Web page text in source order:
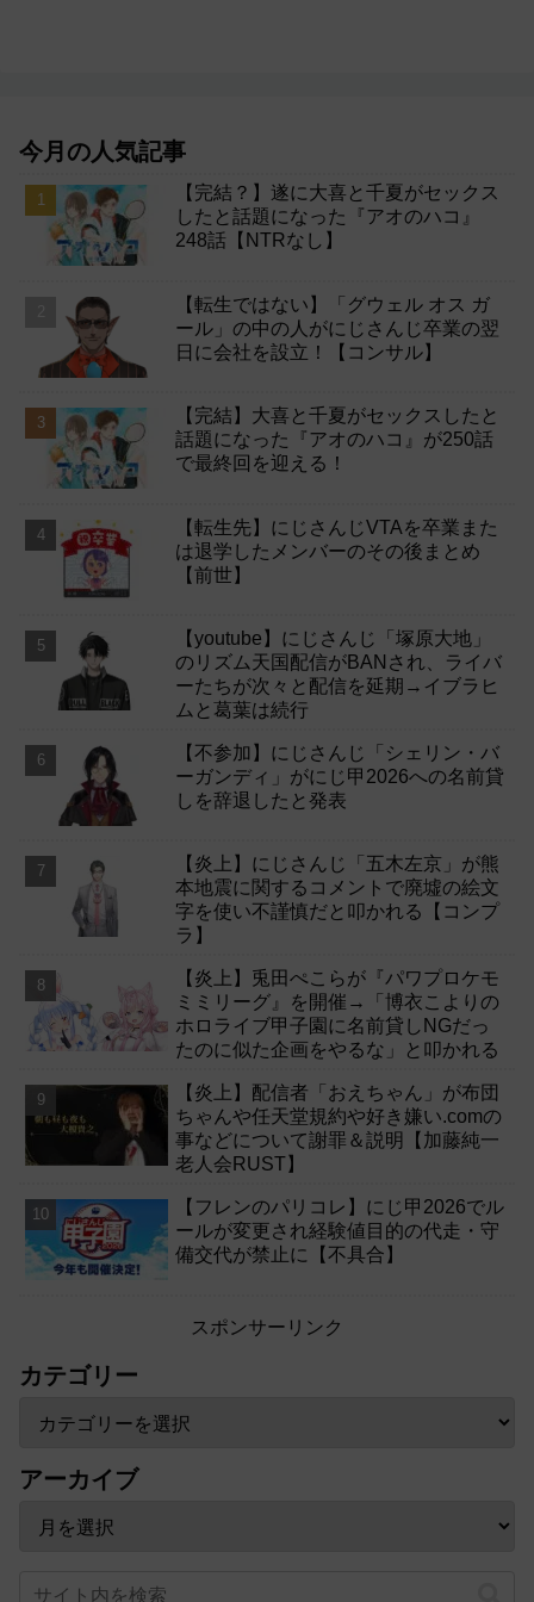
今月の人気記事
【完結？】遂に大喜と千夏がセックス
したと話題になった『アオのハコ』
248話【NTRなし】
【転生ではない】「グウェル オス ガ
ール」の中の人がにじさんじ卒業の翌
日に会社を設立！【コンサル】
【完結】大喜と千夏がセックスしたと
話題になった『アオのハコ』が250話
で最終回を迎える！
【転生先】にじさんじVTAを卒業また
は退学したメンバーのその後まとめ
【前世】
【youtube】にじさんじ「塚原大地」
のリズム天国配信がBANされ、ライバ
ーたちが次々と配信を延期→イブラヒ
ムと葛葉は続行
【不参加】にじさんじ「シェリン・バ
ーガンディ」がにじ甲2026への名前貸
しを辞退したと発表
【炎上】にじさんじ「五木左京」が熊
本地震に関するコメントで廃墟の絵文
字を使い不謹慎だと叩かれる【コンプ
ラ】
【炎上】兎田ぺこらが『パワプロケモ
ミミリーグ』を開催→「博衣こよりの
ホロライブ甲子園に名前貸しNGだっ
たのに似た企画をやるな」と叩かれる
【炎上】配信者「おえちゃん」が布団
ちゃんや任天堂規約や好き嫌い.comの
事などについて謝罪＆説明【加藤純一
老人会RUST】
【フレンのパリコレ】にじ甲2026でル
ールが変更され経験値目的の代走・守
備交代が禁止に【不具合】
スポンサーリンク
カテゴリー
アーカイブ